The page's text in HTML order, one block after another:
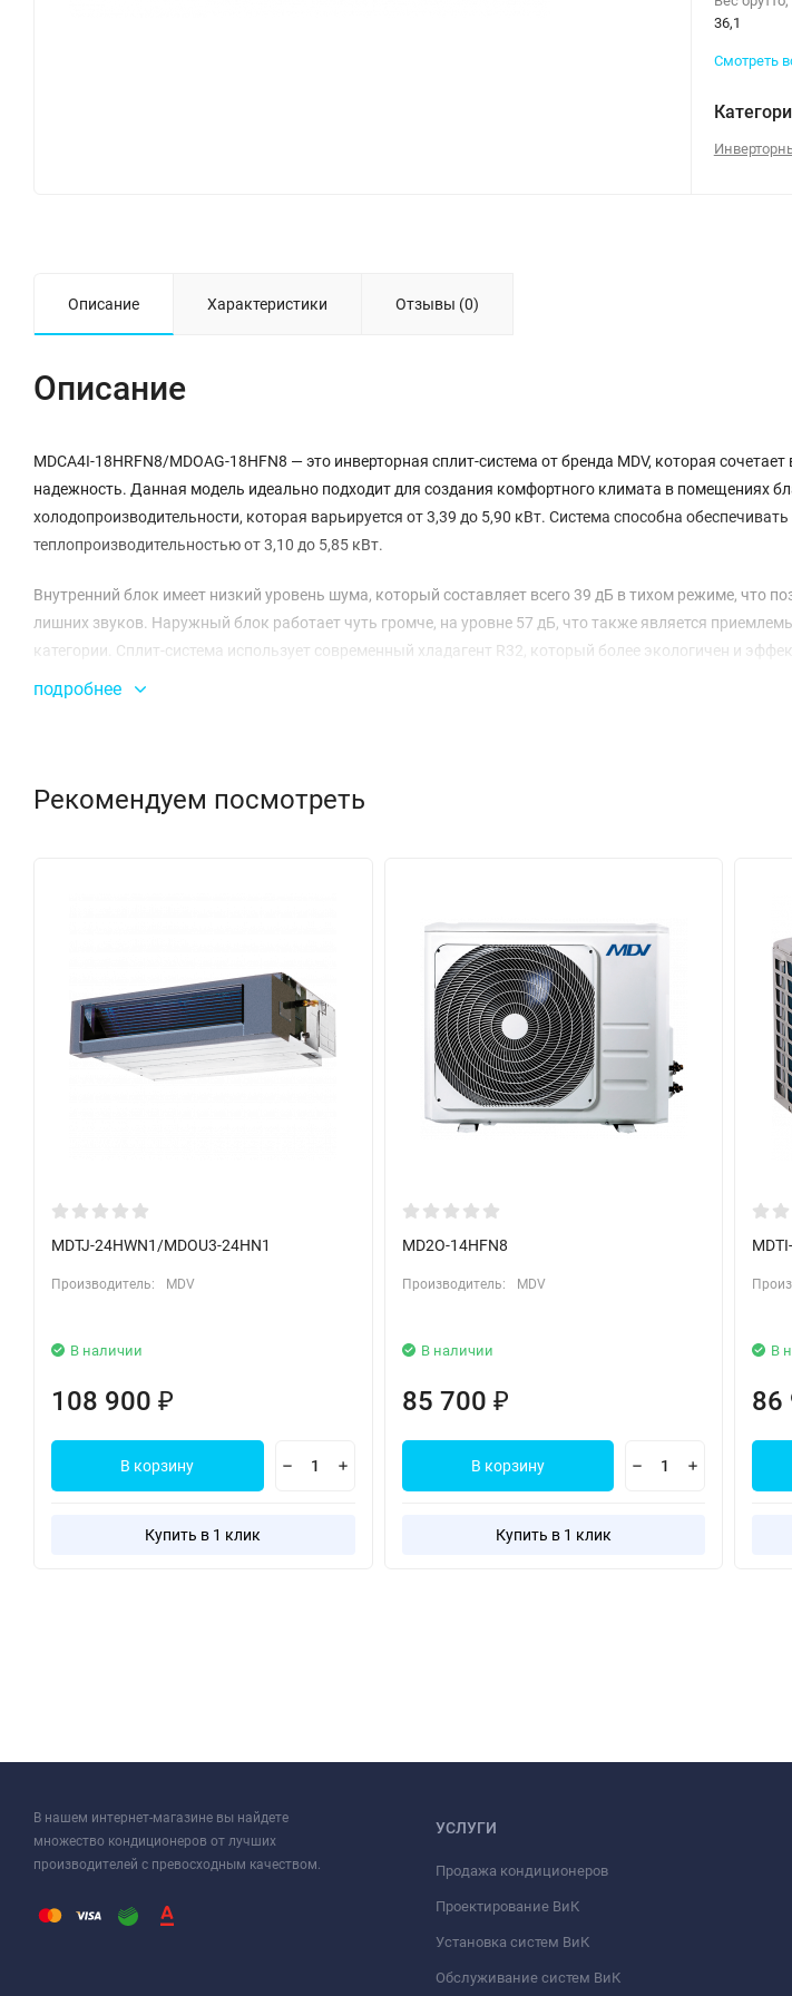
36,1
Смотреть
Описание Характеристики Отзывы (0)
Описание
MDCA4I-18HRFN8/MDOAG-18HFN8 — это инверторная сплит-система от бренда MDV, которая
надежность. Данная модель идеально подходит для создания комфортного климата в помещениях
холодопроизводительности, которая варьируется от 3,39 до 5,90 кВт. Система способна
теплопроизводительностью от 3,10 до 5,85 кВт.
Внутренний блок имеет низкий уровень шума, который составляет всего 39 дБ в тихом режиме, что
лишних звуков. Наружный блок работает чуть громче, на уровне 57 дБ, что также является
категории. Сплит-система использует современный хладагент R32, который более экологичен и
поколениями.
1,82 кВт при нагреве, что делает его привлекательным для длительного использования.
в диапазоне температур от -15 до +50 градусов при охлаждении и до +24 градусов при нагреве, что
различных климатических условий.
MDCA4I-18HRFN8/MDOAG-18HFN8 — это надежный выбор для тех, кто ценит комфорт,
подробнее
Рекомендуем посмотреть
MDTJ-24HWN1/MDOU3-24HN1
Производитель: MDV
В наличии
108 900 ₽
В корзину
Купить в 1 клик
MD2O-14HFN8
Производитель: MDV
В наличии
85 700 ₽
В корзину
Купить в 1 клик
В
86
В нашем интернет-магазине вы найдете
производителей с превосходным качеством.
УСЛУГИ
Продажа кондиционеров
Проектирование ВиК
Установка систем ВиК